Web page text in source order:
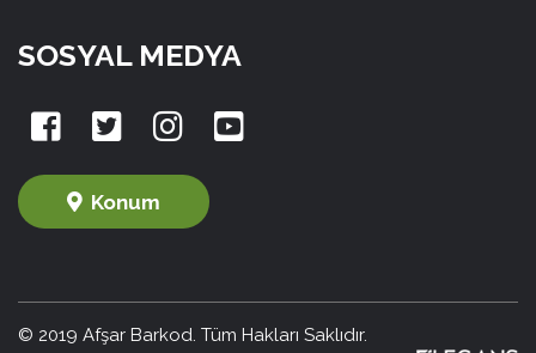
SOSYAL MEDYA
Konum
© 2019 Afşar Barkod. Tüm Hakları Saklıdır.